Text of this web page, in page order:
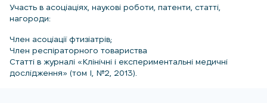
Участь в асоціаціях, наукові роботи, патенти, статті,
нагороди:
Член асоціації фтизіатрів;
Член респіраторного товариства
Статті в журналі «Клінічні і експериментальні медичні
дослідження» (том I, №2, 2013).